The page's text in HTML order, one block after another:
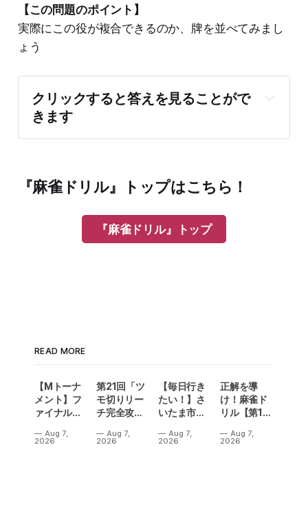
【この問題のポイント】
実際にこの役が複合できるのか、牌を並べてみまし
ょう
クリックすると答えを見ることがで
きます
『麻雀ドリル』トップはこちら！
『麻雀ドリル』トップ
READ MORE
【Mトーナ
メント】フ
ァイナル／2
ニバル！東
Aug 7,
2026
第21回「ツ
モ切りリー
チ完全攻
Aug 7,
2026
【毎日行き
たい！】さ
いたま市に
誕生！？
Aug 7,
2026
正解を導
け！麻雀ド
リル【第14
Aug 7,
2026